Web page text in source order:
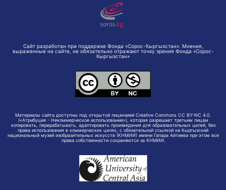
Сайт разработан при поддержке Фонда «Сорос-Кыргызстан». Мнения,
выраженные на сайте, не обязательно отражают точку зрения Фонда «Сорос-
Кыргызстан»
Материалы сайта доступны под открытой лицензией Creative Commons CC BY-NC 4.0.
(«Атрибуция - Некоммерческое использование»), которая разрешает третьим лицам
копировать, перерабатывать, адаптировать произведения для образовательных целей, без
права использования в коммерческих целях, с обязательной ссылкой на Кыргызский
национальный музей изобразительных искусств (КНМИИ) имени Гапара Айтиева при этом все
права собственности сохраняются за КНМИИ.